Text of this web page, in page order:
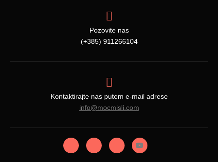
Pozovite nas
(+385) 911266104
Kontaktirajte nas putem e-mail adrese
info@mocmisli.com